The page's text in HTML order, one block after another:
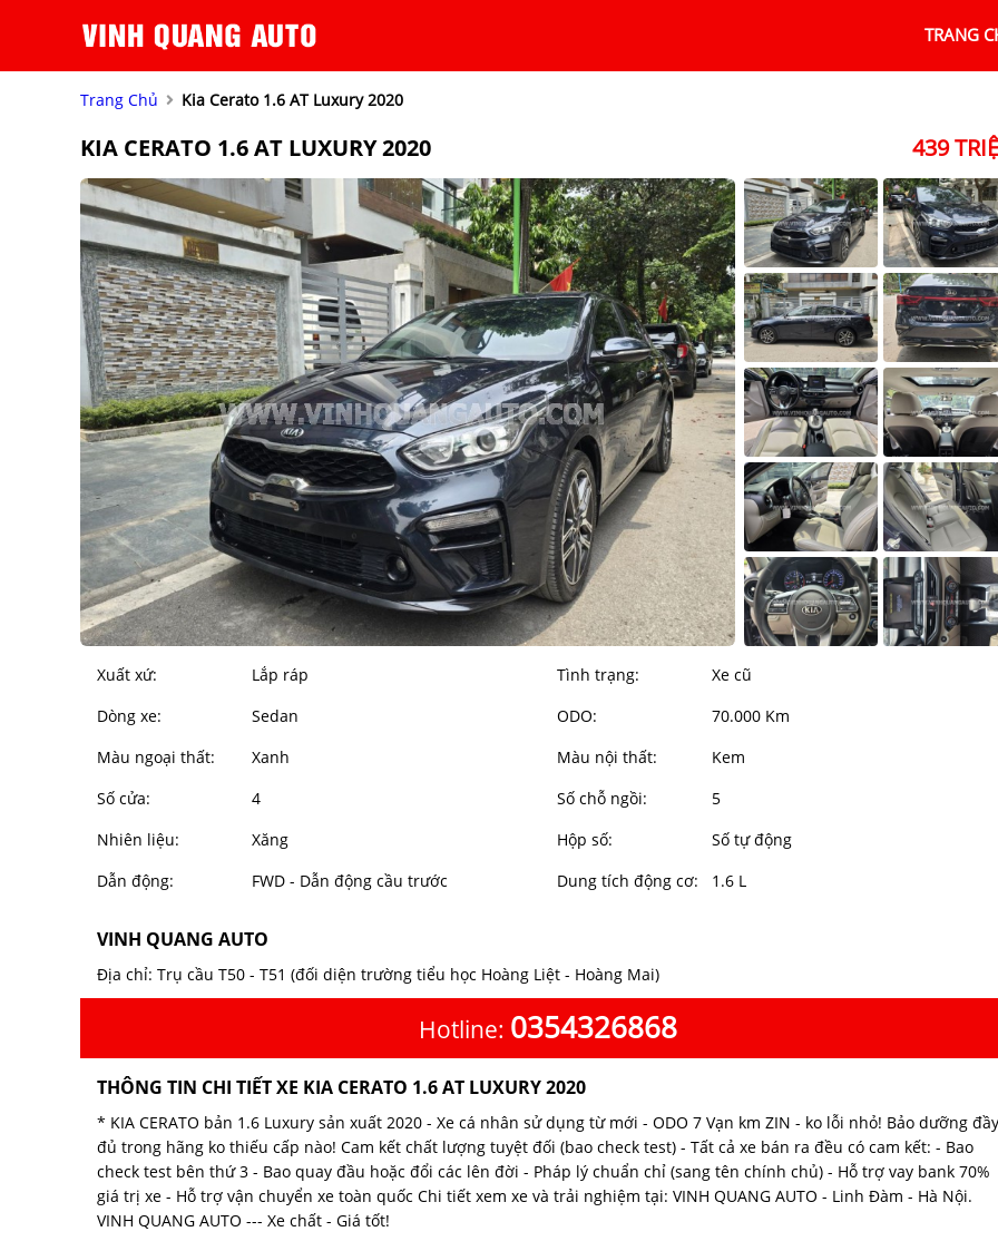
TRANG
Trang Chủ Kia Cerato 1.6 AT Luxury 2020
KIA CERATO 1.6 AT LUXURY 2020 439
Xuất xứ: Lắp ráp Tình trạng:
Xe cũ
Dòng xe:
Sedan ODO:
70.000 Km
Màu ngoại thất:
Xanh Màu nội thất:
Kem
Số cửa:
4 Số chỗ ngồi:
5
Nhiên liệu:
Xăng Hộp số:
Số tự động
Dẫn động:
FWD - Dẫn động cầu trước Dung tích động cơ: 1.6 L
VINH QUANG AUTO
Địa chỉ: Trụ cầu T50 - T51 (đối diện trường tiểu học Hoàng Liệt - Hoàng Mai)
Hotline: 0354326868
THÔNG TIN CHI TIẾT XE KIA CERATO 1.6 AT LUXURY 2020
* KIA CERATO bản 1.6 Luxury sản xuất 2020 - Xe cá nhân sử dụng từ mới - ODO 7 Vạn km ZIN - ko lỗi nhỏ! Bảo dưỡng đầy
đủ trong hãng ko thiếu cấp nào! Cam kết chất lượng tuyệt đối (bao check test) - Tất cả xe bán ra đều có cam kết: - Bao
check test bên thứ 3 - Bao quay đầu hoặc đổi các lên đời - Pháp lý chuẩn chỉ (sang tên chính chủ) - Hỗ trợ vay bank 70%
giá trị xe - Hỗ trợ vận chuyển xe toàn quốc Chi tiết xem xe và trải nghiệm tại: VINH QUANG AUTO - Linh Đàm - Hà Nội.
VINH QUANG AUTO --- Xe chất - Giá tốt!